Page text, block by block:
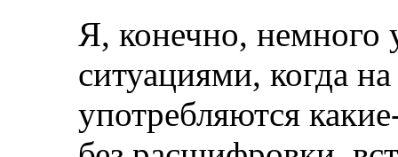
Я, конечно,
ситуациями, когда
употребляются